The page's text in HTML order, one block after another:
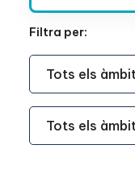
Filtra per:
Àmbit Funcional
Àmbit Funcional